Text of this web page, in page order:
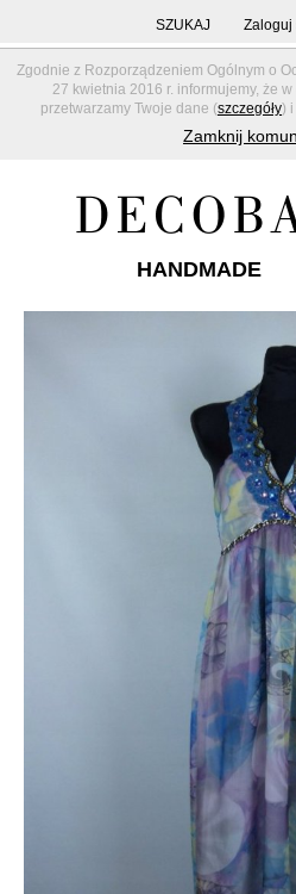
Zgodnie z Rozporządzeniem Ogólnym o
27 kwietnia 2016 r. informujemy, że
przetwarzamy Twoje dane (szczegóły)
Zamknij
SZUKAJ Zaloguj
HANDMADE